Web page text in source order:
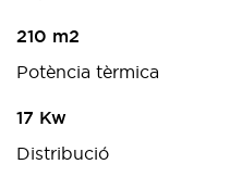
210 m2
Potència tèrmica
17 Kw
Distribució